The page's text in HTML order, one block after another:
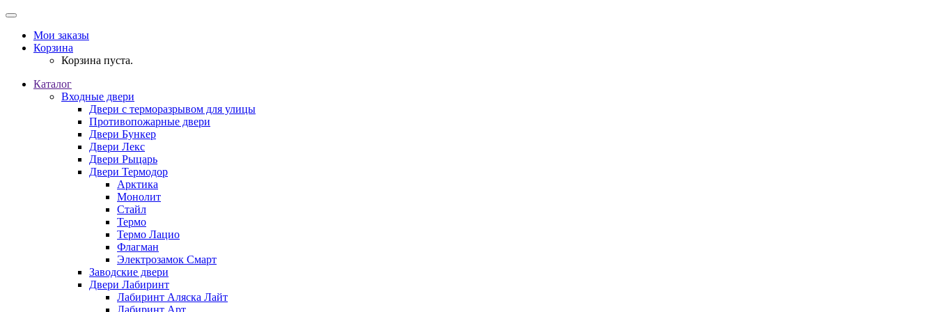
Мои заказы
Корзина
Корзина пуста.
Каталог
Входные двери
Двери с терморазрывом для улицы
Противопожарные двери
Двери Бункер
Двери Лекс
Двери Рыцарь
Двери Термодор
Арктика
Монолит
Стайл
Термо
Термо Лацио
Флагман
Электрозамок Смарт
Заводские двери
Двери Лабиринт
Лабиринт Аляска Лайт
Лабиринт Арт